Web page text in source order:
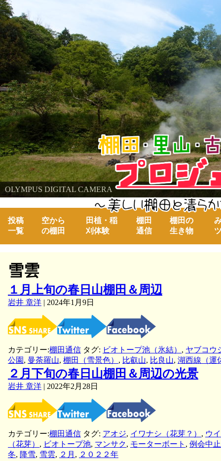
OLYMPUS DIGITAL CAMERA
～美しい棚田の自然と古代米～
棚田・里山・古代米・鮒プロジェクト
投稿
一覧
空から
の棚田
田植・稲
刈体験
棚田
通信
棚田の
生き物
雪雲
１月上旬の春日山棚田＆周辺
岩井 章洋 | 2024年1月9日
カテゴリー:棚田通信 タグ: ビオトープ池（氷結） , ヤブコウ
公園 , 曼荼羅山, 棚田（雪景色） , 比叡山, 比良山, 湖西線（運
２月下旬の春日山棚田＆周辺の光景
岩井 章洋 | 2022年2月28日
カテゴリー:棚田通信 タグ: アオジ, イワナシ（花芽？） , ウ
（花芽） , ビオトープ池, マンサク, モーターボート , 例会中止
冬, 降雪, 雪雲, ２月 , ２０２２年